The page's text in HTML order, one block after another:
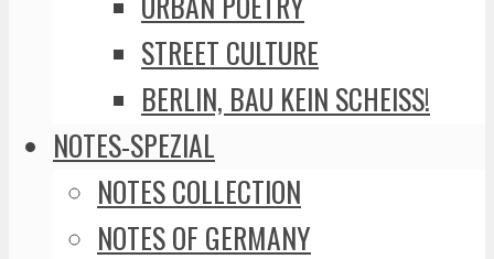
STREET CULTURE
BERLIN, BAU KEIN SCHEISS!
NOTES-SPEZIAL
NOTES COLLECTION
NOTES OF GERMANY